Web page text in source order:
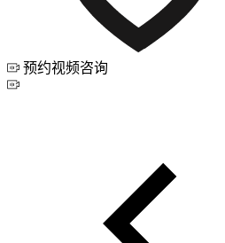
预约视频咨询